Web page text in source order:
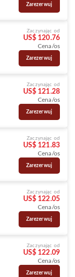
Zarezerwuj
Zaczynając od
US$ 120.76
Cena/os
Zarezerwuj
Zaczynając od
US$ 121.28
Cena/os
Zarezerwuj
Zaczynając od
US$ 121.83
Cena/os
Zarezerwuj
Zaczynając od
US$ 122.05
Cena/os
Zarezerwuj
Zaczynając od
US$ 122.09
Cena/os
Zarezerwuj